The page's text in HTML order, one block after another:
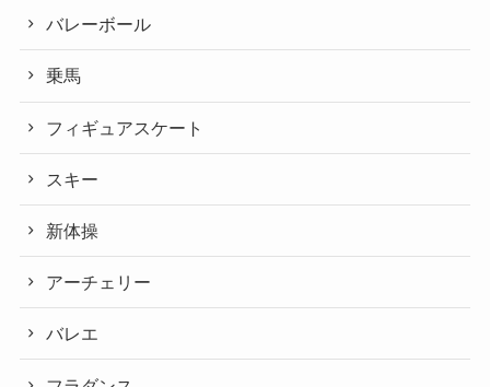
バレーボール
乗馬
フィギュアスケート
スキー
新体操
アーチェリー
バレエ